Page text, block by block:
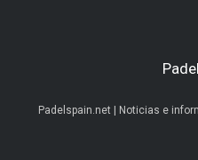
Padelspain.net | Noticias e